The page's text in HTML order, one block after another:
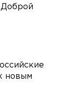
новым